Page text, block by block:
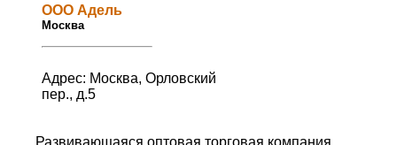
ООО Адель
Москва
Адрес: Москва, Орловский
пер., д.5